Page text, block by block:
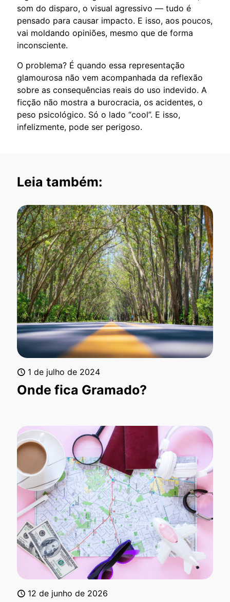
som do disparo, o visual agressivo — tudo é
pensado para causar impacto. E isso, aos poucos,
vai moldando opiniões, mesmo que de forma
inconsciente.
O problema? É quando essa representação
glamourosa não vem acompanhada da reflexão
sobre as consequências reais do uso indevido. A
ficção não mostra a burocracia, os acidentes, o
peso psicológico. Só o lado “cool”. E isso,
infelizmente, pode ser perigoso.
Leia também:
1 de julho de 2024
Onde fica Gramado?
12 de junho de 2026